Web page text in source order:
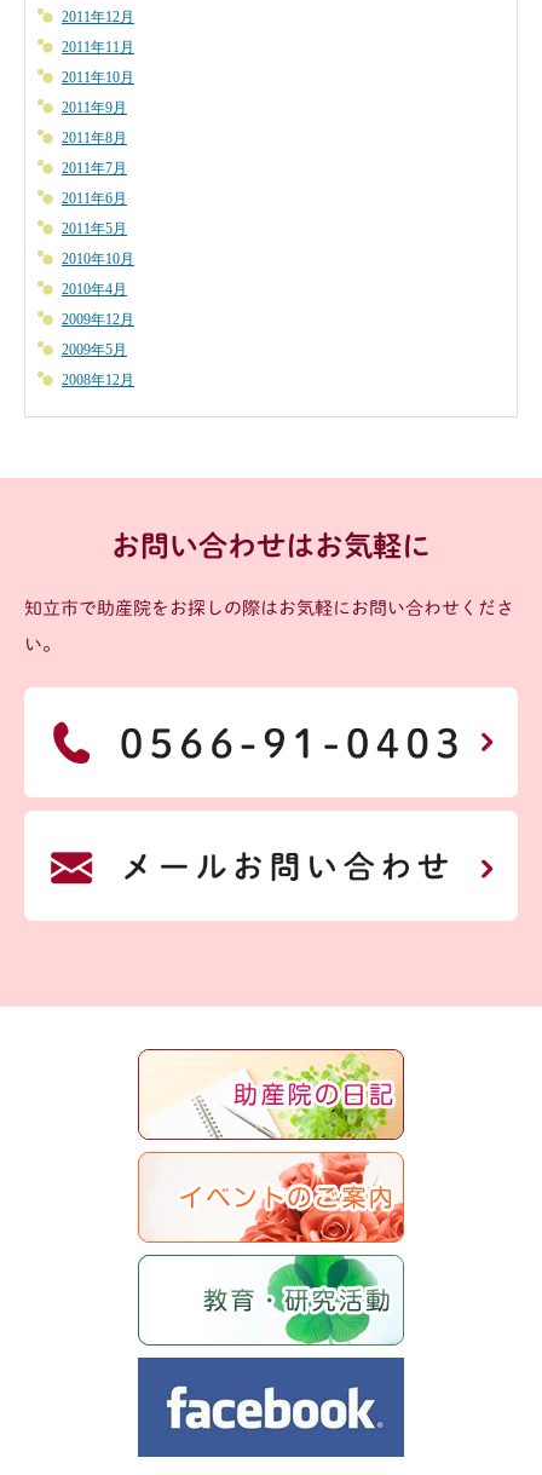
2011年12月
2011年11月
2011年10月
2011年9月
2011年8月
2011年7月
2011年6月
2011年5月
2010年10月
2010年4月
2009年12月
2009年5月
2008年12月
お問い合わせはお気軽に
知立市で助産院をお探しの際はお気軽にお問い合わせくださ
い。